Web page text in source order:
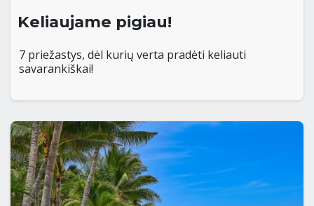
Keliaujame pigiau!
7 priežastys, dėl kurių verta pradėti keliauti
savarankiškai!